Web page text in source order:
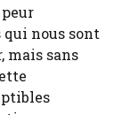
nous sont
mais sans